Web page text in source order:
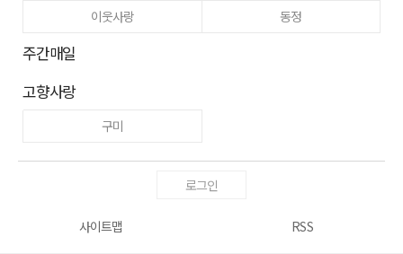
이웃사랑
동정
주간매일
고향사랑
구미
로그인
사이트맵 RSS